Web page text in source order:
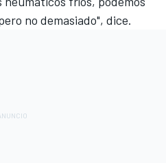
no demasiado", dice.